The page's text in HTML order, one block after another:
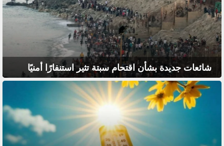
شائعات جديدة بشأن اقتحام سبتة تثير استنفارًا أمنيًا